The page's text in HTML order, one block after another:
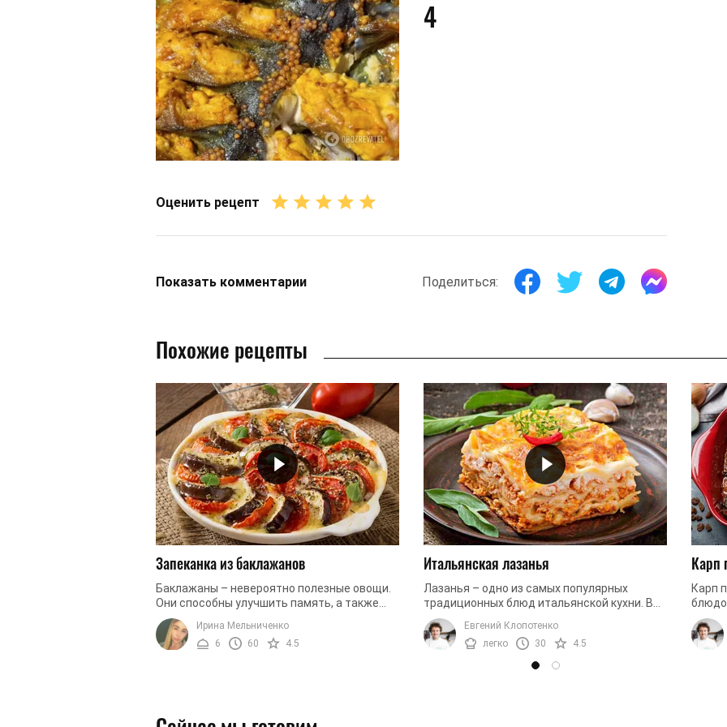
4
Оценить рецепт
Показать комментарии Поделиться:
Похожие рецепты
Запеканка из баклажанов
Баклажаны – невероятно полезные овощи.
Они способны улучшить память, а также
служат прекрасным антиоксидантом.
Кроме того, употребление баклажанов ...
Ирина Мельниченко
6
60 4.5
Итальянская лазанья
Лазанья – одно из самых популярных
традиционных блюд итальянской кухни. В
ее основе сочный мясной фарш, много сыра
и нежное слоеное тесто. Идеальный ...
Евгений Клопотенко
легко
30 4.5
Карп
Карп
блюдо
Она